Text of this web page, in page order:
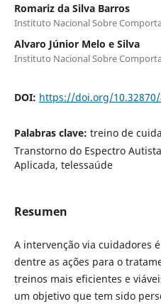
Romariz da Silva Barros
Instituto Nacional Sobre
Alvaro Júnior Melo e Silva
Instituto Nacional Sobre
DOI: https://doi.org/10.32870/
Palabras clave: treino de
Transtorno do Espectro
Aplicada, telessaúde
Resumen
A intervenção via cuidadores
dentre as ações para o
treinos mais eficientes e
um objetivo que tem sido